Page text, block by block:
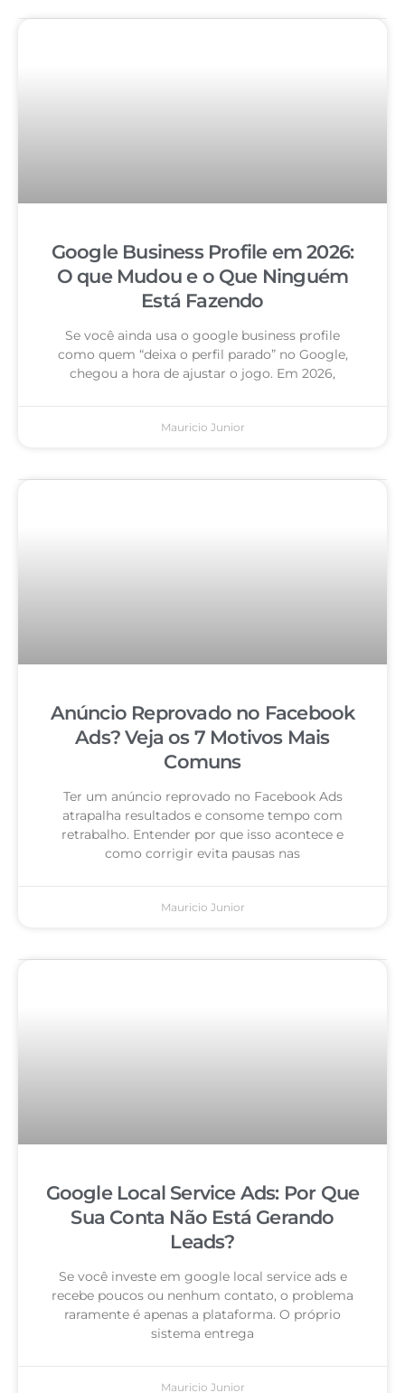
Google Business Profile em 2026:
O que Mudou e o Que Ninguém
Está Fazendo
Se você ainda usa o google business profile
como quem “deixa o perfil parado” no Google,
chegou a hora de ajustar o jogo. Em 2026,
Mauricio Junior
Anúncio Reprovado no Facebook
Ads? Veja os 7 Motivos Mais
Comuns
Ter um anúncio reprovado no Facebook Ads
atrapalha resultados e consome tempo com
retrabalho. Entender por que isso acontece e
como corrigir evita pausas nas
Mauricio Junior
Google Local Service Ads: Por Que
Sua Conta Não Está Gerando
Leads?
Se você investe em google local service ads e
recebe poucos ou nenhum contato, o problema
raramente é apenas a plataforma. O próprio
sistema entrega
Mauricio Junior